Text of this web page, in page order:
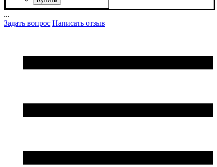
ширина, мм: 3050
высота, мм: 2040
глубина, мм: 370
...
Задать вопрос Написать отзыв